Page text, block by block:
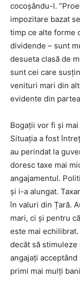
cocoșându-l.
impozitare bazat
timp ce alte forme
dividende – sunt
desueta clasă de
sunt cei care
venituri mari din
evidente din
Bogații vor fi și
Situația a fost
au perindat la
doresc taxe mai
angajamentul.
și i-a alungat.
în valuri din Țară.
mari, ci și pentru
este mai echilibrat.
decât să
angajați
primi mai mulți